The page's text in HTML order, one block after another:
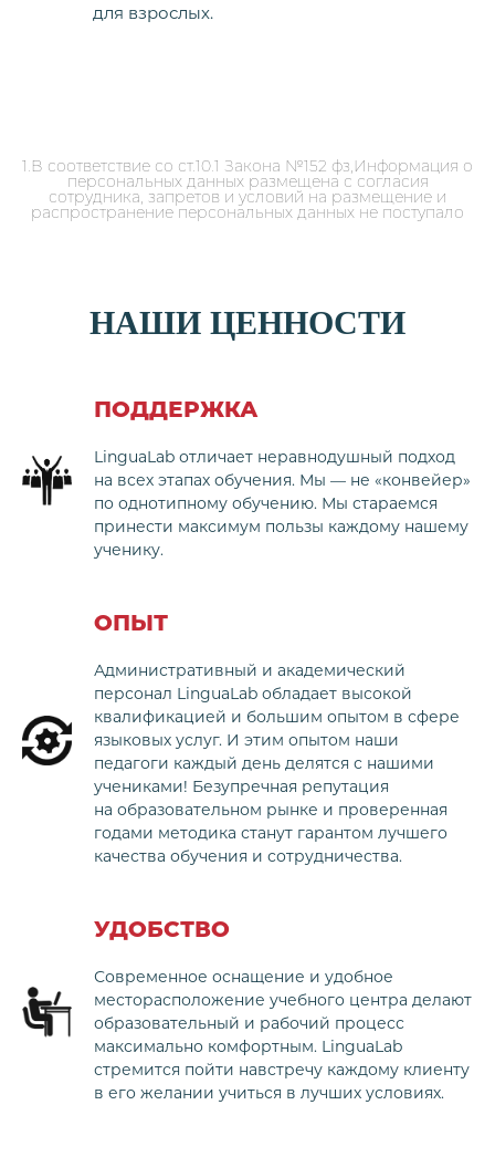
для взрослых.
1.В соответствие со ст.10.1 Закона №152 фз,Информация о
персональных данных размещена с согласия
сотрудника, запретов и условий на размещение и
распространение персональных данных не поступало
НАШИ ЦЕННОСТИ
ПОДДЕРЖКА
LinguaLab отличает неравнодушный подход
на всех этапах обучения. Мы — не «конвейер»
по однотипному обучению. Мы стараемся
принести максимум пользы каждому нашему
ученику.
ОПЫТ
Административный и академический
персонал LinguaLab обладает высокой
квалификацией и большим опытом в сфере
языковых услуг. И этим опытом наши
педагоги каждый день делятся с нашими
учениками! Безупречная репутация
на образовательном рынке и проверенная
годами методика станут гарантом лучшего
качества обучения и сотрудничества.
УДОБСТВО
Современное оснащение и удобное
месторасположение учебного центра делают
образовательный и рабочий процесс
максимально комфортным. LinguaLab
стремится пойти навстречу каждому клиенту
в его желании учиться в лучших условиях.